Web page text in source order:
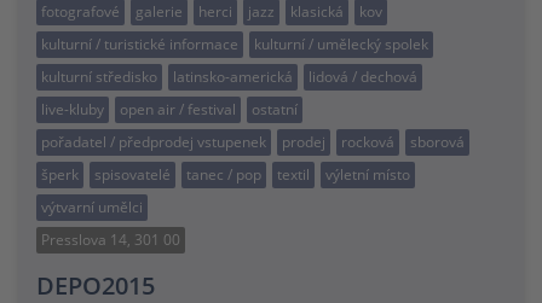
fotografové
galerie herci jazz klasická
kov
kulturní / turistické informace
kulturní / umělecký spolek
kulturní středisko
latinsko-americká
lidová / dechová
live-kluby
open air / festival
ostatní
pořadatel / předprodej vstupenek
prodej rocková
sborová
šperk
spisovatelé tanec / pop textil
výletní místo
výtvarní umělci
Presslova 14, 301 00
DEPO2015